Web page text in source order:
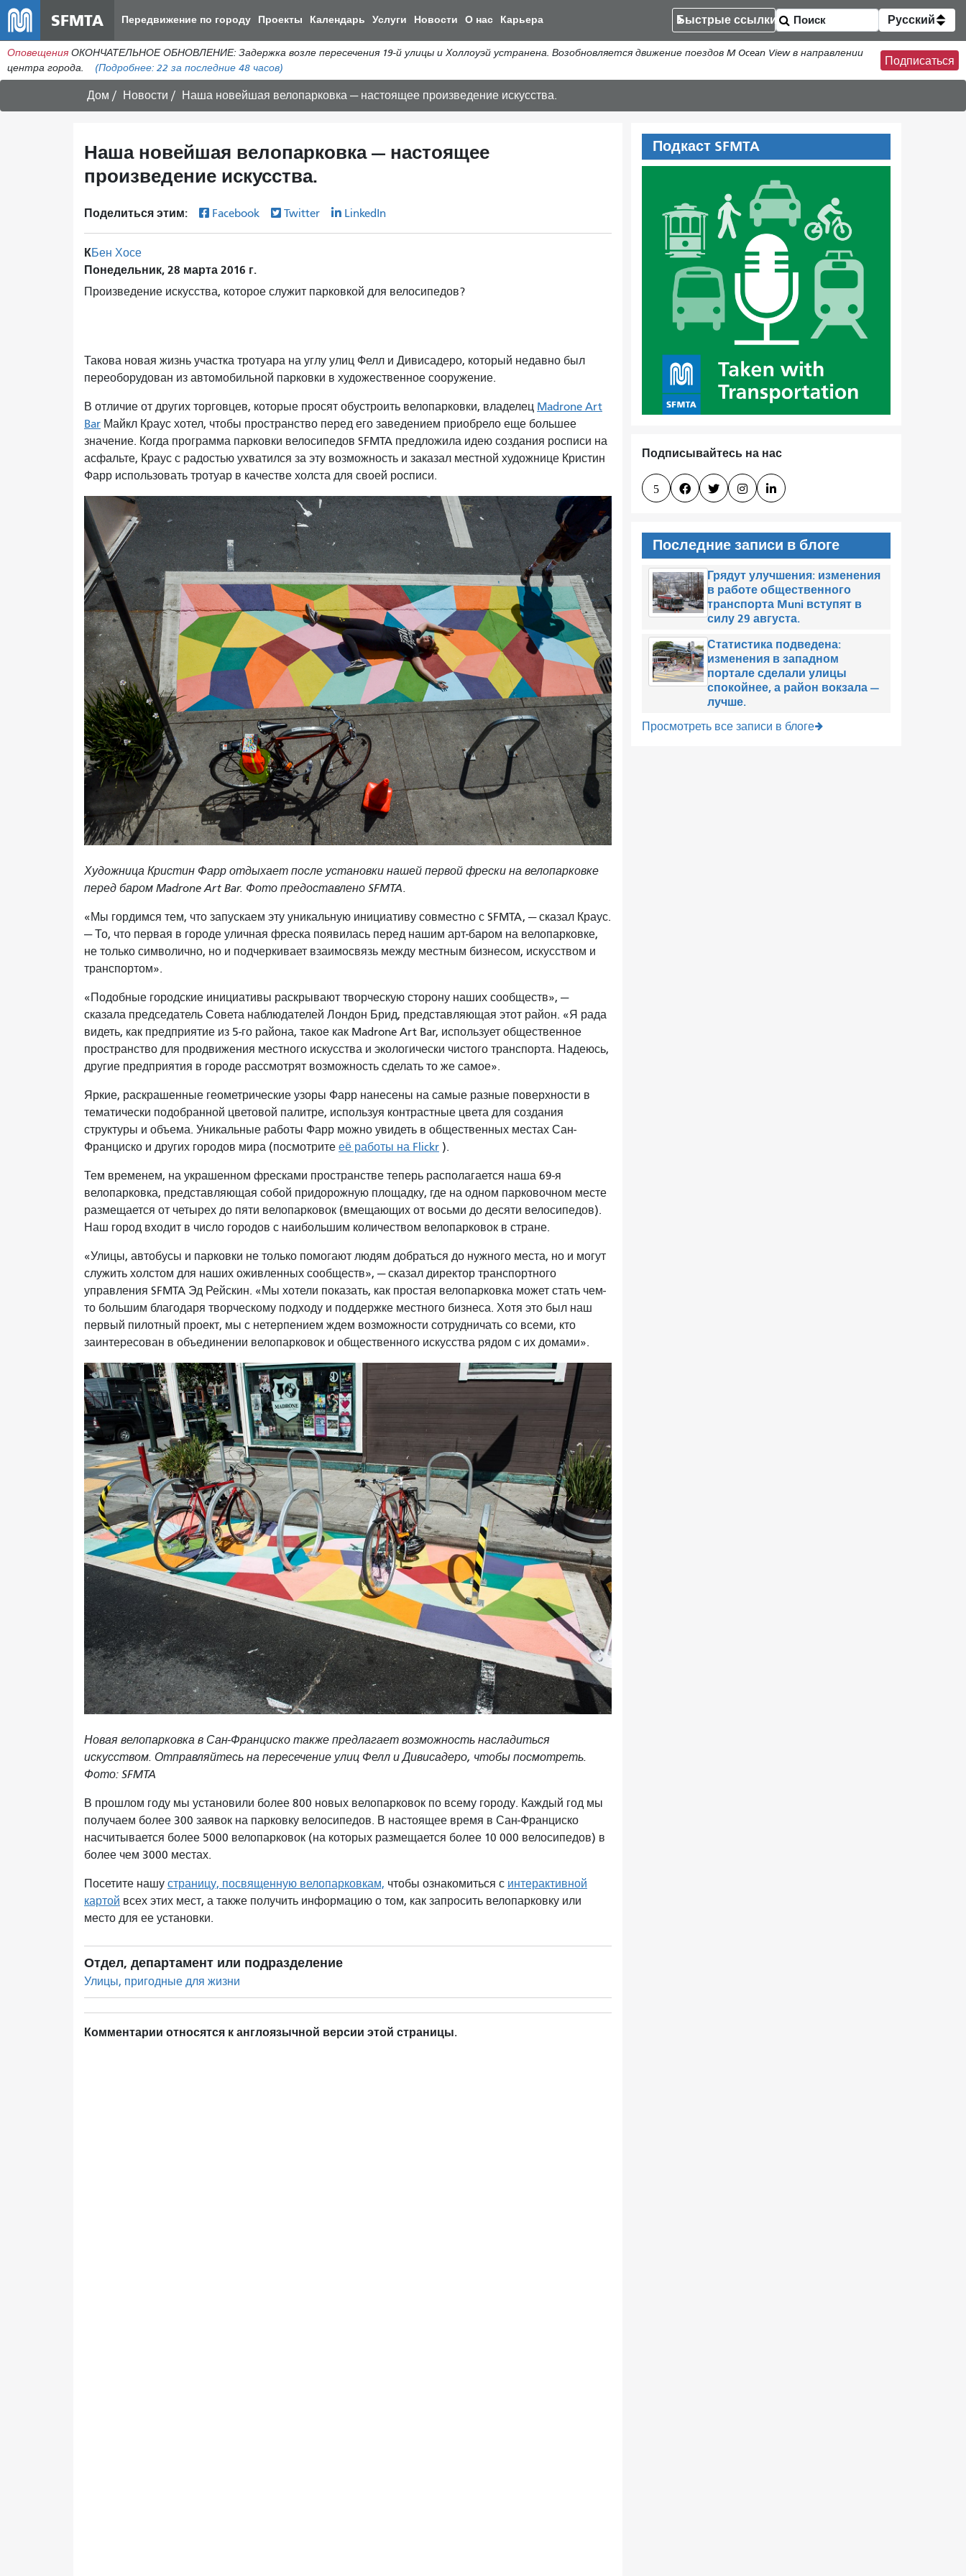
к
общему
содержанию
SFMTA Передвижение по городу Проекты Календарь Услуги Новости О нас Карьера Быстрые ссылки Русский
Оповещения ОКОНЧАТЕЛЬНОЕ ОБНОВЛЕНИЕ: Задержка возле пересечения 19-й улицы и Холлоуэй устранена. Возобновляется движение поездов M Ocean View в направлении
центра города.
(Подробнее: 22 за последние 48 часов)
Подписаться
Дом Новости Наша новейшая велопарковка — настоящее произведение искусства.
Наша новейшая велопарковка — настоящее
произведение искусства.
Поделиться этим: Facebook Twitter LinkedIn
КБен Хосе
Понедельник, 28 марта 2016 г.
Произведение искусства, которое служит парковкой для велосипедов?
Такова новая жизнь участка тротуара на углу улиц Фелл и Дивисадеро, который недавно был
переоборудован из автомобильной парковки в художественное сооружение.
В отличие от других торговцев, которые просят обустроить велопарковки, владелец Madrone Art
Bar Майкл Краус хотел, чтобы пространство перед его заведением приобрело еще большее
значение. Когда программа парковки велосипедов SFMTA предложила идею создания росписи на
асфальте, Краус с радостью ухватился за эту возможность и заказал местной художнице Кристин
Фарр использовать тротуар в качестве холста для своей росписи.
Художница Кристин Фарр отдыхает после установки нашей первой фрески на велопарковке
перед баром Madrone Art Bar. Фото предоставлено SFMTA.
«Мы гордимся тем, что запускаем эту уникальную инициативу совместно с SFMTA, — сказал Краус.
— То, что первая в городе уличная фреска появилась перед нашим арт-баром на велопарковке,
не только символично, но и подчеркивает взаимосвязь между местным бизнесом, искусством и
транспортом».
«Подобные городские инициативы раскрывают творческую сторону наших сообществ», —
сказала председатель Совета наблюдателей Лондон Брид, представляющая этот район. «Я рада
видеть, как предприятие из 5-го района, такое как Madrone Art Bar, использует общественное
пространство для продвижения местного искусства и экологически чистого транспорта. Надеюсь,
другие предприятия в городе рассмотрят возможность сделать то же самое».
Яркие, раскрашенные геометрические узоры Фарр нанесены на самые разные поверхности в
тематически подобранной цветовой палитре, используя контрастные цвета для создания
структуры и объема. Уникальные работы Фарр можно увидеть в общественных местах Сан-
Франциско и других городов мира (посмотрите её работы на Flickr ).
Тем временем, на украшенном фресками пространстве теперь располагается наша 69-я
велопарковка, представляющая собой придорожную площадку, где на одном парковочном месте
размещается от четырех до пяти велопарковок (вмещающих от восьми до десяти велосипедов).
Наш город входит в число городов с наибольшим количеством велопарковок в стране.
«Улицы, автобусы и парковки не только помогают людям добраться до нужного места, но и могут
служить холстом для наших оживленных сообществ», — сказал директор транспортного
управления SFMTA Эд Рейскин. «Мы хотели показать, как простая велопарковка может стать чем-
то большим благодаря творческому подходу и поддержке местного бизнеса. Хотя это был наш
первый пилотный проект, мы с нетерпением ждем возможности сотрудничать со всеми, кто
заинтересован в объединении велопарковок и общественного искусства рядом с их домами».
Новая велопарковка в Сан-Франциско также предлагает возможность насладиться
искусством. Отправляйтесь на пересечение улиц Фелл и Дивисадеро, чтобы посмотреть.
Фото: SFMTA
В прошлом году мы установили более 800 новых велопарковок по всему городу. Каждый год мы
получаем более 300 заявок на парковку велосипедов. В настоящее время в Сан-Франциско
насчитывается более 5000 велопарковок (на которых размещается более 10 000 велосипедов) в
более чем 3000 местах.
Посетите нашу страницу, посвященную велопарковкам, чтобы ознакомиться с интерактивной
картой всех этих мест, а также получить информацию о том, как запросить велопарковку или
место для ее установки.
Отдел, департамент или подразделение
Улицы, пригодные для жизни
Комментарии относятся к англоязычной версии этой страницы.
Подкаст SFMTA
Подписывайтесь на нас
5    
Последние записи в блоге
Грядут улучшения: изменения
в работе общественного
транспорта Muni вступят в
силу 29 августа.
Статистика подведена:
изменения в западном
портале сделали улицы
спокойнее, а район вокзала —
лучше.
Просмотреть все записи в блоге